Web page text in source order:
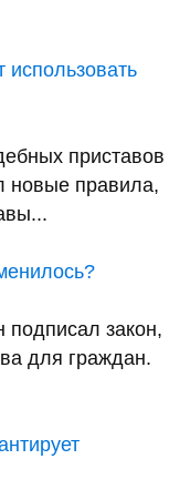
использовать
приставов
новые правила,
закон,
для граждан.